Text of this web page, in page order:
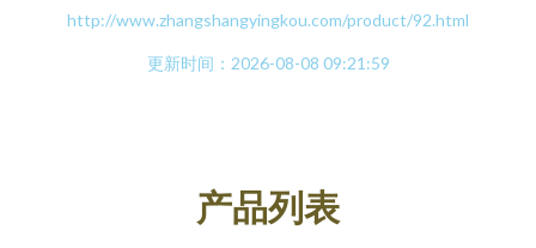
http://www.zhangshangyingkou.com/product/92.html
更新时间：2026-08-08 09:21:59
产品列表